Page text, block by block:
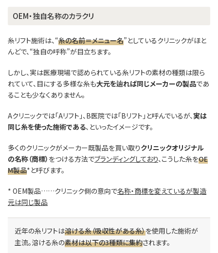
OEM・独自名称のカラクリ
糸リフト施術は、“糸の名前＝メニュー名”としているクリニックがほと
んどで、“独自の呼称”が目立ちます。
しかし、実は医療現場で認められている糸リフトの素材の種類は限ら
れていて、目にする多様な糸も大元を辿れば同じメーカーの製品であ
ることも少なくありません。
Aクリニックでは「Aリフト」、B医院では「Bリフト」と呼んでいるが、実は
同じ糸を使った施術である、といったイメージです。
多くのクリニックがメーカー既製品を買い取りクリニックオリジナル
の名称（商標） をつける方法でブランディングしており、こうした糸をOE
M製品*と呼びます。
* OEM製品……クリニック側の意向で名称・商標を変えているが製造
元は同じ製品
近年の糸リフトは溶ける糸（吸収性がある糸）を使用した施術が
主流。溶ける糸の素材は以下の3種類に集約されます。